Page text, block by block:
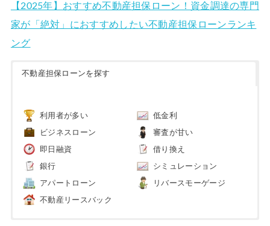
【2025年】おすすめ不動産担保ローン！資金調達の専門
家が「絶対」におすすめしたい不動産担保ローンランキ
ング
不動産担保ローンを探す
利用者が多い 低金利
ビジネスローン 審査が甘い
即日融資 借り換え
銀行 シミュレーション
アパートローン リバースモーゲージ
不動産リースバック